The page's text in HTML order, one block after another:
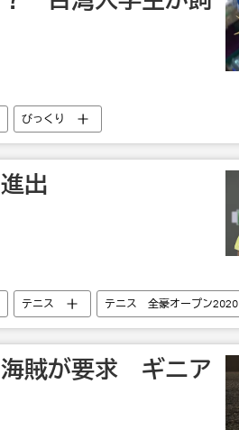
びっくり
出
テニス テニス 全豪オープン2020
海賊が要求 ギニア